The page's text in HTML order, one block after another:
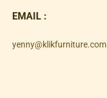
EMAIL :
yenny@klikfurniture.com